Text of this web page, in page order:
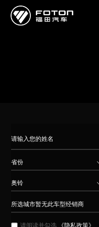
大洋洲
省份
奥铃
所选城市暂无此车型经销商
请阅读并勾选 《隐私政策》